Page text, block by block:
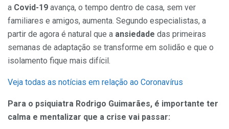
a Covid-19 avança, o tempo dentro de casa, sem ver
familiares e amigos, aumenta. Segundo especialistas, a
partir de agora é natural que a ansiedade das primeiras
semanas de adaptação se transforme em solidão e que o
isolamento fique mais difícil.
Veja todas as notícias em relação ao Coronavírus
Para o psiquiatra Rodrigo Guimarães, é importante ter
calma e mentalizar que a crise vai passar: